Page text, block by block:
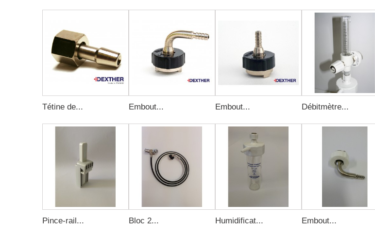
Tétine de... Embout... Embout... Débitmètre...
Pince-rail... Bloc 2... Humidificat... Embout...